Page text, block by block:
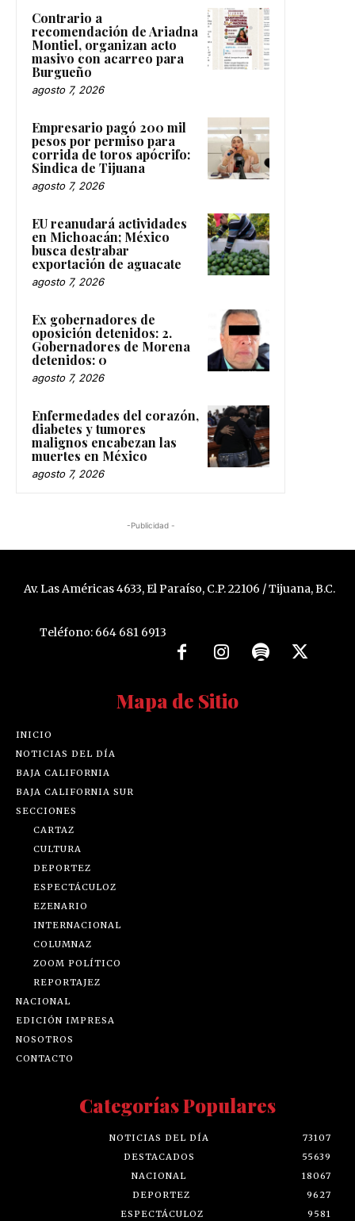
Contrario a
recomendación de Ariadna
Montiel, organizan acto
masivo con acarreo para
Burgueño
agosto 7, 2026
Empresario pagó 200 mil
pesos por permiso para
corrida de toros apócrifo:
Sindica de Tijuana
agosto 7, 2026
EU reanudará actividades
en Michoacán; México
busca destrabar
exportación de aguacate
agosto 7, 2026
Ex gobernadores de
oposición detenidos: 2.
Gobernadores de Morena
detenidos: 0
agosto 7, 2026
Enfermedades del corazón,
diabetes y tumores
malignos encabezan las
muertes en México
agosto 7, 2026
-Publicidad -
Av. Las Américas 4633, El Paraíso, C.P. 22106 / Tijuana, B.C.
Teléfono: 664 681 6913
Mapa de Sitio
INICIO
NOTICIAS DEL DÍA
BAJA CALIFORNIA
BAJA CALIFORNIA SUR
SECCIONES
CARTAZ
CULTURA
DEPORTEZ
ESPECTÁCULOZ
EZENARIO
INTERNACIONAL
COLUMNAZ
ZOOM POLÍTICO
REPORTAJEZ
NACIONAL
EDICIÓN IMPRESA
NOSOTROS
CONTACTO
Categorías Populares
NOTICIAS DEL DÍA
73107
DESTACADOS
55639
NACIONAL
18067
DEPORTEZ
9627
ESPECTÁCULOZ
9581